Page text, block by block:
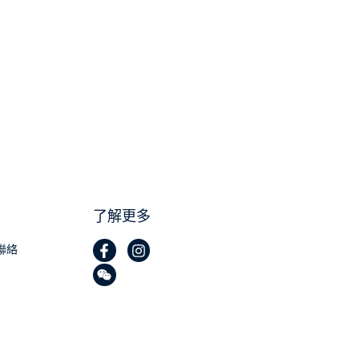
絡
了解更多